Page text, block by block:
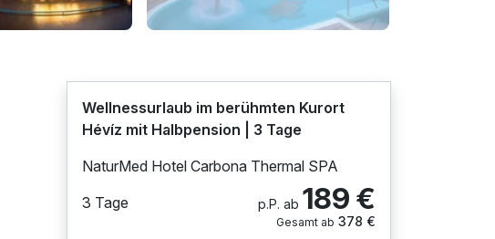
Wellnessurlaub im berühmten Kurort
Hévíz mit Halbpension | 3 Tage
NaturMed Hotel Carbona Thermal SPA
3 Tage
p.P. ab 189 €
Gesamt ab 378 €